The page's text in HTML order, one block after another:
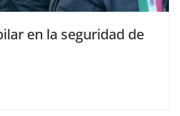
en la seguridad de